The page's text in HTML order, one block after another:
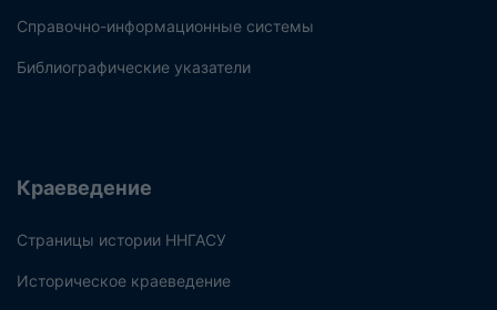
Справочно-информационные системы
Библиографические указатели
Краеведение
Страницы истории ННГАСУ
Историческое краеведение